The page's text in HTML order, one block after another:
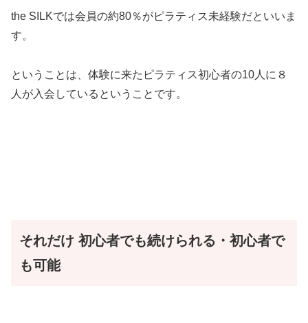
the SILKでは会員の約80％がピラティス未経験だといいま
す。
ということは、体験に来たピラティス初心者の10人に８
人が入会しているということです。
それだけ 初心者でも続けられる・初心者で
も可能